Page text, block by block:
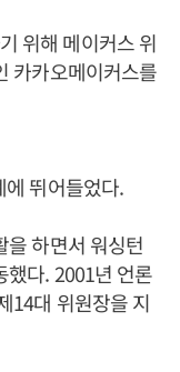
위해 메이커스 위
카카오메이커스를
뛰어들었다.
을 하면서 워싱턴
했다. 2001년 언론
14대 위원장을 지